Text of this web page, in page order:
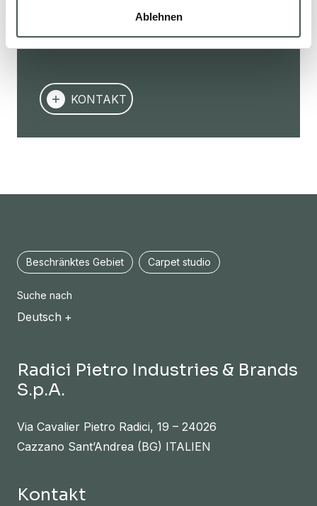
Ablehnen
KONTAKT
Beschränktes Gebiet Carpet studio
Suche nach
Deutsch
Radici Pietro Industries & Brands
S.p.A.
Via Cavalier Pietro Radici, 19 – 24026
Cazzano Sant’Andrea (BG) ITALIEN
Kontakt